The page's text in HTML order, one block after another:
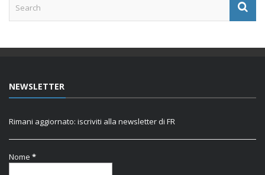
NEWSLETTER
Rimani aggiornato: iscriviti alla newsletter di FR
Nome *